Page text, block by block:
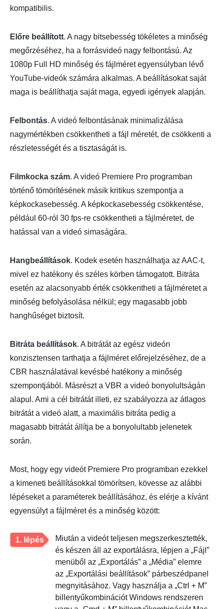
kompatibilis.
Előre beállított. A nagy bitsebesség tökéletes a minőség
megőrzéséhez, ha a forrásvideó nagy felbontású. Az
1080p Full HD minőség és fájlméret egyensúlyban lévő
YouTube-videók számára alkalmas. A beállításokat saját
maga is beállíthatja saját maga, egyedi igények alapján.
Felbontás. A videó felbontásának minimalizálása
nagymértékben csökkentheti a fájl méretét, de csökkenti a
részletességét és a tisztaságát is.
Filmkocka szám. A videó Premiere Pro programban
történő tömörítésének másik kritikus szempontja a
képkockasebesség. A képkockasebesség csökkentése,
például 60-ról 30 fps-re csökkentheti a fájlméretet, de
hatással van a videó simaságára.
Hangbeállítások. Kodek esetén használhatja az AAC-t,
mivel ez hatékony és széles körben támogatott. Bitráta
esetén az alacsonyabb érték csökkentheti a fájlméretet a
minőség befolyásolása nélkül; egy magasabb jobb
hanghűséget biztosít.
Bitráta beállítások. A bitrátát az egész videón
konzisztensen tarthatja a fájlméret előrejelzéséhez, de a
CBR használatával kevésbé hatékony a minőség
szempontjából. Másrészt a VBR a videó bonyolultságán
alapul. Ami a cél bitrátát illeti, ez szabályozza az átlagos
bitrátát a videó alatt, a maximális bitráta pedig a
magasabb bitrátát állítja be a bonyolultabb jelenetek
során.
Most, hogy egy videót Premiere Pro programban ezekkel
a kimeneti beállításokkal tömörítsen, kövesse az alábbi
lépéseket a paraméterek beállításához, és elérje a kívánt
egyensúlyt a fájlméret és a minőség között:
1. lépés
Miután a videót teljesen megszerkesztették,
és készen áll az exportálásra, lépjen a „Fájl”
menüből az „Exportálás” a „Média” elemre
az „Exportálási beállítások” párbeszédpanel
megnyitásához. Vagy használja a „Ctrl + M”
billentyűkombinációt Windows rendszeren